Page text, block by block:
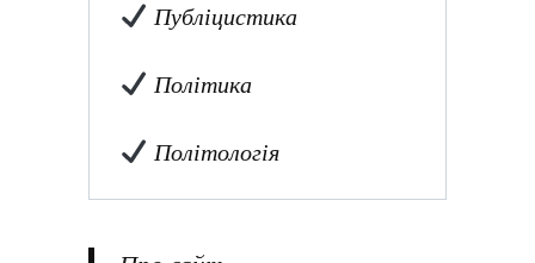
Публіцистика
Політика
Політологія